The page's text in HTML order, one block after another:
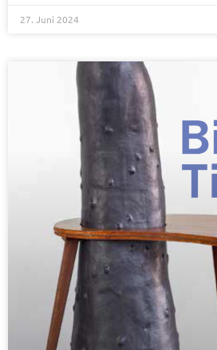
27. Juni 2024